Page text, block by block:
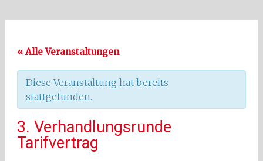
« Alle Veranstaltungen
Diese Veranstaltung hat bereits
stattgefunden.
3. Verhandlungsrunde
Tarifvertrag